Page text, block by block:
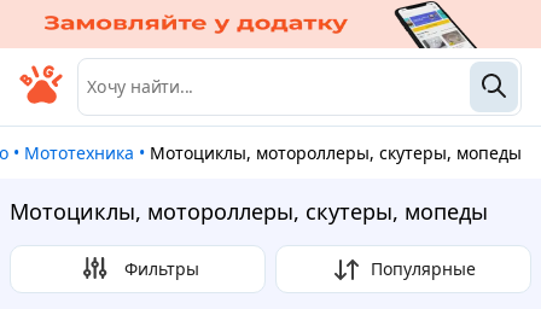
• Мототехника • Мотоциклы, мотороллеры, скутеры, мопеды
Мотоциклы, мотороллеры, скутеры, мопеды
Фильтры Популярные